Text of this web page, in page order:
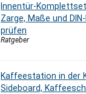
Innentür-
Zarge, Maße und
prüfen
Ratgeber
Kaffeestation in der
Sideboard,